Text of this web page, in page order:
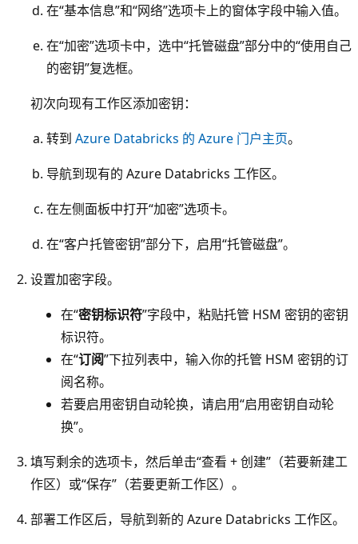
在“基本信息”和“网络”选项卡上的窗体字段中输入值。
在“加密”选项卡中，选中“托管磁盘”部分中的“使用自己
的密钥”复选框。
初次向现有工作区添加密钥：
转到 Azure Databricks 的 Azure 门户主页。
导航到现有的 Azure Databricks 工作区。
在左侧面板中打开“加密”选项卡。
在“客户托管密钥”部分下，启用“托管磁盘”。
设置加密字段。
在“密钥标识符”字段中，粘贴托管 HSM 密钥的密钥
标识符。
在“订阅”下拉列表中，输入你的托管 HSM 密钥的订
阅名称。
若要启用密钥自动轮换，请启用“启用密钥自动轮
换”。
填写剩余的选项卡，然后单击“查看 + 创建”（若要新建工
作区）或“保存”（若要更新工作区）。
部署工作区后，导航到新的 Azure Databricks 工作区。